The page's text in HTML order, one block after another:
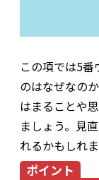
この項では5
のはなぜなの
はまることや
ましょう。見
れるかもしれま
ポイント